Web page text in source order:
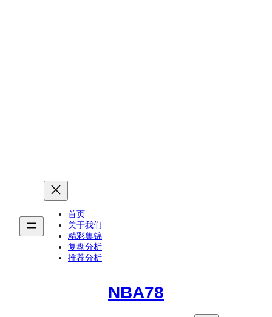
首页
关于我们
精彩集锦
复盘分析
推荐分析
NBA78